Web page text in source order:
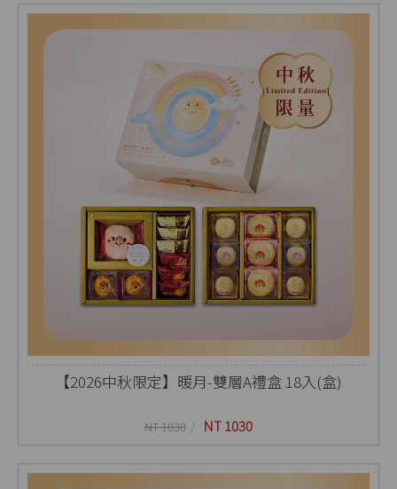
【2026中秋限定】暖月-雙層A禮盒 18入(盒)
NT 1030 NT 1030